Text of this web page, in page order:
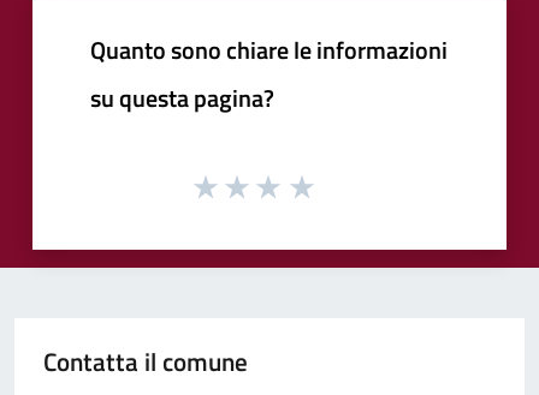
Quanto sono chiare le informazioni
su questa pagina?
Contatta il comune